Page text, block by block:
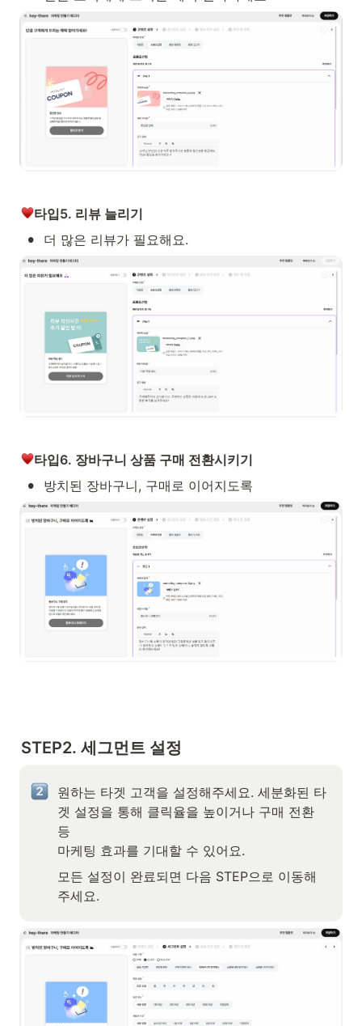
타입5. 리뷰 늘리기
• 더 많은 리뷰가 필요해요.
타입6. 장바구니 상품 구매 전환시키기
• 방치된 장바구니, 구매로 이어지도록
STEP2. 세그먼트 설정
원하는 타겟 고객을 설정해주세요. 세분화된 타
겟 설정을 통해 클릭율을 높이거나 구매 전환
등
마케팅 효과를 기대할 수 있어요.
모든 설정이 완료되면 다음 STEP으로 이동해
주세요.